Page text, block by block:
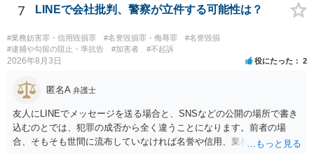
り、３人の弁護士の中で、一番相性の良いいざというときに弁護を頼
みたい弁護士を決め、その弁護士の発言を信じるということになりま
す。 その３人の中で「逮捕されない」と断言した弁護士には基本的に
委任しないほうがよいと思われます。 そもそも意見が分かれるような
事案で、断言すること自体が不適切であるからです。 ただ、相談者が
の気持ちを理解した上で、「逮捕されてもすぐに（自ら）接見して、
士に予め費用の見積もりをしておいても良いかと思われます。
7 LINEで会社批判、警察が立件する可能性は？
#業務妨害罪・信用毀損罪 #名誉毀損罪・侮辱罪
#名誉毀損
#逮捕や勾留の阻止・準抗告
#加害者 #不起訴
2026年8月3日 役にたった 2
匿名A 弁護士
友人にLINEでメッセージを送る場合と、SNSなどの公開の場所で書き
込むのとでは、犯罪の成否から全く違うことになります。前者の場
合、そもそも世間に流布していなければ名誉や信用、業務にかかる犯